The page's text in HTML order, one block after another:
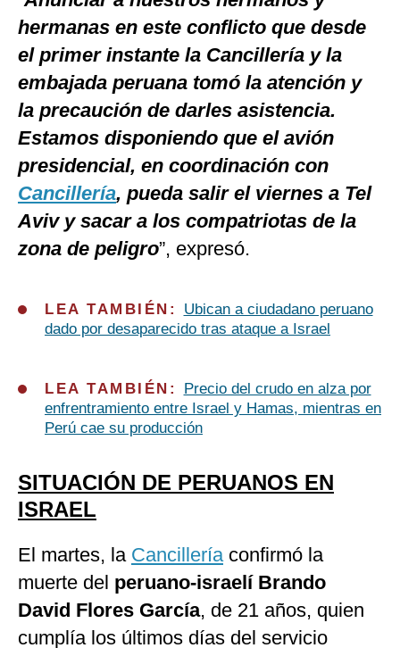
hermanas en este conflicto que desde
el primer instante la Cancillería y la
embajada peruana tomó la atención y
la precaución de darles asistencia.
Estamos disponiendo que el avión
presidencial, en coordinación con
Cancillería, pueda salir el viernes a Tel
Aviv y sacar a los compatriotas de la
zona de peligro”, expresó.
LEA TAMBIÉN: Ubican a ciudadano peruano
dado por desaparecido tras ataque a Israel
LEA TAMBIÉN:
Precio del crudo en alza por
enfrentramiento entre Israel y Hamas, mientras en
Perú cae su producción
SITUACIÓN DE PERUANOS EN
ISRAEL
El martes, la Cancilleríaconfirmó la
muerte del peruano-israelí Brando
David Flores García, de 21 años, quien
cumplía los últimos días del servicio